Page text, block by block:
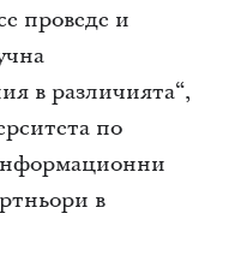
проведе и
в различията“,
по
в